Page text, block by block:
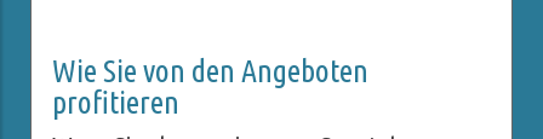
Wie Sie von den Angeboten
profitieren